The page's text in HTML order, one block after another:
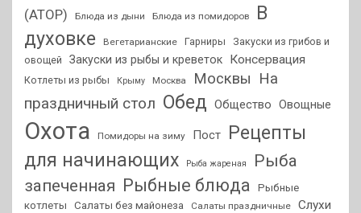
(АТОР)
Блюда из дыни Блюда из помидоров
В
духовке
Вегетарианские Гарниры
Закуски из грибов и
овощей
Закуски из рыбы и креветок Консервация
Котлеты из рыбы Крыму Москва Москвы На
праздничный стол Обед Общество Овощные
Охота Помидоры на зиму Пост
Рецепты
для начинающих
Рыба жареная
Рыба
запеченная Рыбные блюда
Рыбные
котлеты
Салаты без майонеза Салаты праздничные
Слухи